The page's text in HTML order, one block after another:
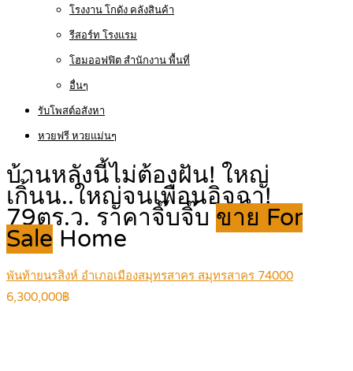
โรงงาน โกดัง คลังสินค้า
รีสอร์ท โรงแรม
โฮมออฟฟิต สำนักงาน พื้นที่
อื่นๆ
รับโพสต์อสังหา
หวยฟรี หวยแม่นๆ
บ้านหลังนี้ไม่ต้องฝัน! ใหญ่
เกิ้นน..ใหญ่จนเพื่อนอิจฉา!
79ตร.ว. ราคาจิ๊บจิ๊บ ขาย For
Sale Home
พันท้ายนรสิงห์ อำเภอเมืองสมุทรสาคร สมุทรสาคร 74000
6,300,000฿